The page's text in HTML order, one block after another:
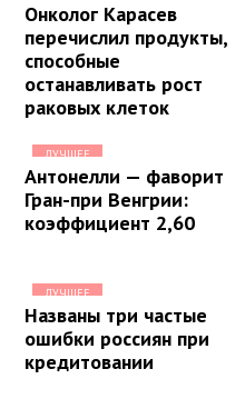
Онколог Карасев
перечислил продукты,
способные
останавливать рост
раковых клеток
ЛУЧШЕЕ
Антонелли — фаворит
Гран-при Венгрии:
коэффициент 2,60
ЛУЧШЕЕ
Названы три частые
ошибки россиян при
кредитовании